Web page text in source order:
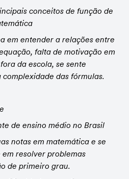
conceitos de função de
em entender a relações entre
falta de motivação em
da escola, se sente
das fórmulas.
de ensino médio no Brasil
notas em matemática e se
resolver problemas
de primeiro grau.